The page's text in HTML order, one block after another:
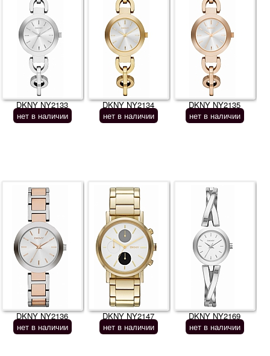
DKNY NY2133
нет в наличии
DKNY NY2134
нет в наличии
DKNY NY2135
нет в наличии
DKNY NY2136
нет в наличии
DKNY NY2147
нет в наличии
DKNY NY2169
нет в наличии